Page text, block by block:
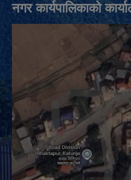
नगर कार्यपालिकाको